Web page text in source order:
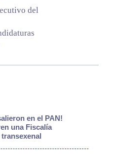
del
en el PAN!
una Fiscalía